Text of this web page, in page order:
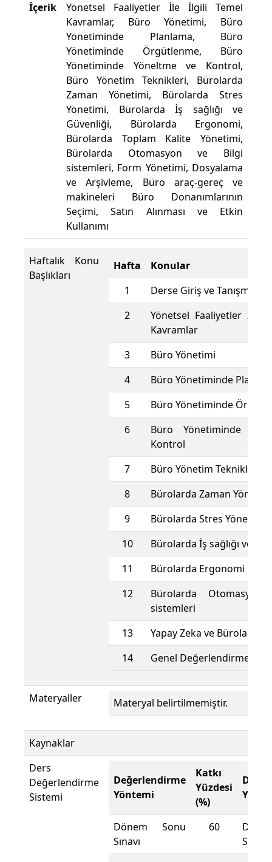
İçerik
Yönetsel Faaliyetler İle İlgili Temel
Kavramlar, Büro Yönetimi, Büro
Yönetiminde Planlama, Büro
Yönetiminde Örgütlenme, Büro
Yönetiminde Yöneltme ve Kontrol,
Büro Yönetim Teknikleri, Bürolarda
Zaman Yönetimi, Bürolarda Stres
Yönetimi, Bürolarda İş sağlığı ve
Güvenliği, Bürolarda Ergonomi,
Bürolarda Toplam Kalite Yönetimi,
Bürolarda Otomasyon ve Bilgi
sistemleri, Form Yönetimi, Dosyalama
ve Arşivleme, Büro araç-gereç ve
makineleri Büro Donanımlarının
Seçimi, Satın Alınması ve Etkin
Kullanımı
Haftalık Konu
Başlıkları
Hafta
Konular
1
Derse Giriş ve Tanışma
2
Yönetsel Faaliyetler İle
Kavramlar
3
Büro Yönetimi
4
Büro Yönetiminde
5
Büro Yönetiminde
6
Büro Yönetiminde
Kontrol
7
Büro Yönetim Teknikleri
8
Bürolarda Zaman
9
Bürolarda Stres Yönetimi
10
Bürolarda İş sağlığı ve
11
Bürolarda Ergonomi
12
Bürolarda
sistemleri
13
Yapay Zeka ve Bürolarda
14
Genel Değerlendirme
Materyaller Materyal belirtilmemiştir.
Kaynaklar
Ders
Değerlendirme
Sistemi
Değerlendirme
Yöntemi
Katkı
Yüzdesi
(%)
Dönem Sonu
Sınavı
60
Sınavı